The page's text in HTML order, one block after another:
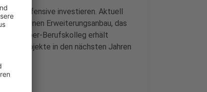
Offensive investieren. Aktuell
einen Erweiterungsanbau, das
Weber-Berufskolleg erhält
Projekte in den nächsten Jahren